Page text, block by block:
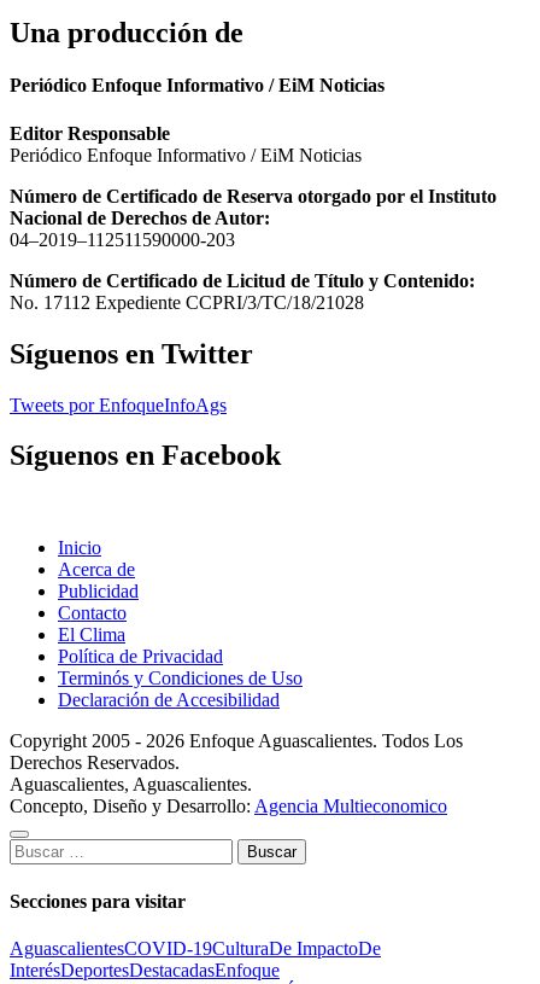
Una producción de
Periódico Enfoque Informativo / EiM Noticias
Editor Responsable
Periódico Enfoque Informativo / EiM Noticias
Número de Certificado de Reserva otorgado por el Instituto
Nacional de Derechos de Autor:
04–2019–112511590000-203
Número de Certificado de Licitud de Título y Contenido:
No. 17112 Expediente CCPRI/3/TC/18/21028
Síguenos en Twitter
Tweets por EnfoqueInfoAgs
Síguenos en Facebook
Inicio
Acerca de
Publicidad
Contacto
El Clima
Política de Privacidad
Terminós y Condiciones de Uso
Declaración de Accesibilidad
Copyright 2005 - 2026 Enfoque Aguascalientes. Todos Los
Derechos Reservados.
Aguascalientes, Aguascalientes.
Concepto, Diseño y Desarrollo: Agencia Multieconomico
Buscar:
Secciones para visitar
AguascalientesCOVID-19CulturaDe ImpactoDe
InterésDeportesDestacadasEnfoque